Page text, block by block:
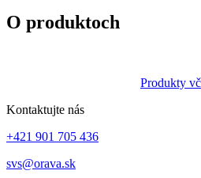
O produktoch
Produkty
Kontaktujte nás
+421 901 705 436
svs@orava.sk